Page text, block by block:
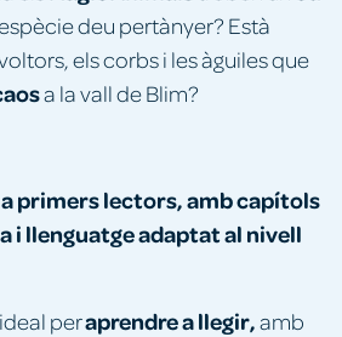
deu pertànyer? Està
els corbs i les àguiles que
a la vall de Blim?
primers lectors, amb capítols
i llenguatge adaptat al nivell
peraprendre a llegir,amb